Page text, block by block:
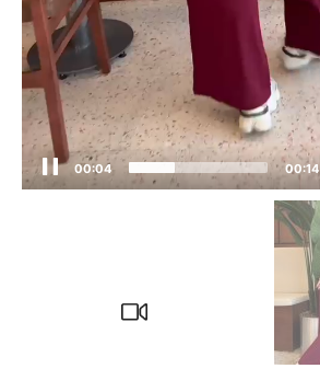
00:05 00:14